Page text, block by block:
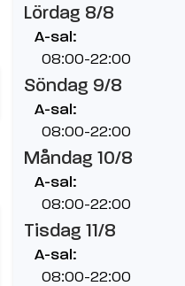
Lördag 8/8
A-sal:
08:00-22:00
Söndag 9/8
A-sal:
08:00-22:00
Måndag 10/8
A-sal:
08:00-22:00
Tisdag 11/8
A-sal:
08:00-22:00